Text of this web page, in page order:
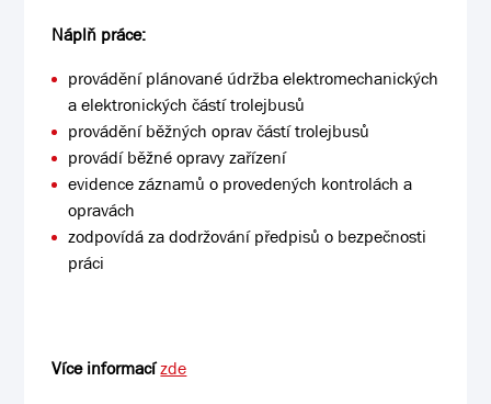
Náplň práce:
provádění plánované údržba elektromechanických
a elektronických částí trolejbusů
provádění běžných oprav částí trolejbusů
provádí běžné opravy zařízení
evidence záznamů o provedených kontrolách a
opravách
zodpovídá za dodržování předpisů o bezpečnosti
práci
Více informacízde